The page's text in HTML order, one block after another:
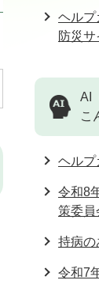
ヘルプ
防災サ
AI
こ
ヘルプ
令和8
策委員
持病の
令和7